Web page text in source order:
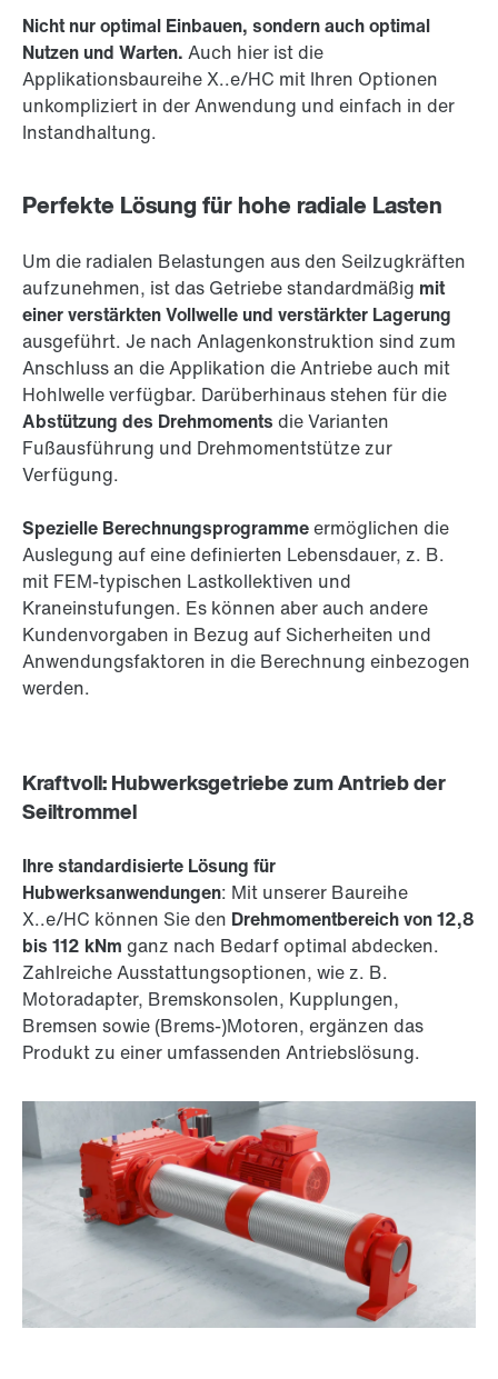
Nicht nur optimal Einbauen, sondern auch optimal
Nutzen und Warten. Auch hier ist die
Applikationsbaureihe X..e/HC mit Ihren Optionen
unkompliziert in der Anwendung und einfach in der
Instandhaltung.
Perfekte Lösung für hohe radiale Lasten
Um die radialen Belastungen aus den Seilzugkräften
aufzunehmen, ist das Getriebe standardmäßig mit
einer verstärkten Vollwelle und verstärkter Lagerung
ausgeführt. Je nach Anlagenkonstruktion sind zum
Anschluss an die Applikation die Antriebe auch mit
Hohlwelle verfügbar. Darüberhinaus stehen für die
Abstützung des Drehmoments die Varianten
Fußausführung und Drehmomentstütze zur
Verfügung.
Spezielle Berechnungsprogrammeermöglichen die
Auslegung auf eine definierten Lebensdauer, z. B.
mit FEM-typischen Lastkollektiven und
Kraneinstufungen. Es können aber auch andere
Kundenvorgaben in Bezug auf Sicherheiten und
Anwendungsfaktoren in die Berechnung einbezogen
werden.
Kraftvoll: Hubwerksgetriebe zum Antrieb der
Seiltrommel
Ihre standardisierte Lösung für
Hubwerksanwendungen: Mit unserer Baureihe
X..e/HC können Sie den Drehmomentbereich von 12,8
bis 112 kNm ganz nach Bedarf optimal abdecken.
Zahlreiche Ausstattungsoptionen, wie z. B.
Motoradapter, Bremskonsolen, Kupplungen,
Bremsen sowie (Brems-)Motoren, ergänzen das
Produkt zu einer umfassenden Antriebslösung.